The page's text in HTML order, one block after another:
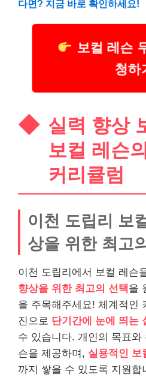
다면? 지금 바로 확인하세요!
보컬 레슨
청하
실력 향상
보컬 레슨
커리큘럼
이천 도립리 보
상을 위한 최고
이천 도립리에서 보컬 레슨
향상을 위한 최고의 선택을
을 주목해주세요! 체계적인
진으로 단기간에 눈에 띄는
수 있습니다. 개인의 목표와
슨을 제공하며, 실용적인 보
까지 쌓을 수 있도록 지원합